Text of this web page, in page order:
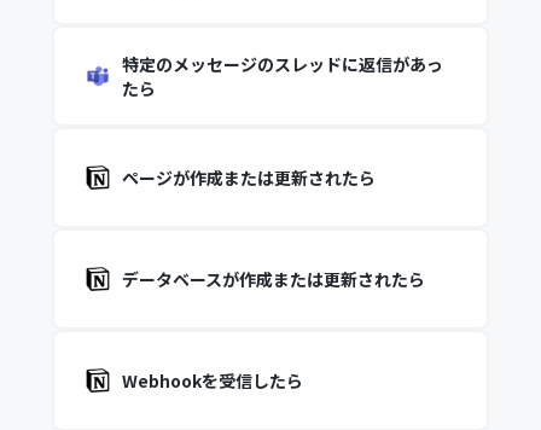
特定のメッセージのスレッドに返信があっ
たら
ページが作成または更新されたら
データベースが作成または更新されたら
Webhookを受信したら